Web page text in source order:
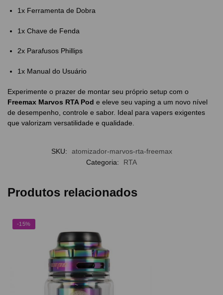
1x Ferramenta de Dobra
1x Chave de Fenda
2x Parafusos Phillips
1x Manual do Usuário
Experimente o prazer de montar seu próprio setup com o
Freemax Marvos RTA Pod e eleve seu vaping a um novo nível
de desempenho, controle e sabor. Ideal para vapers exigentes
que valorizam versatilidade e qualidade.
SKU:
atomizador-marvos-rta-freemax
Categoria:
RTA
Produtos relacionados
-15%